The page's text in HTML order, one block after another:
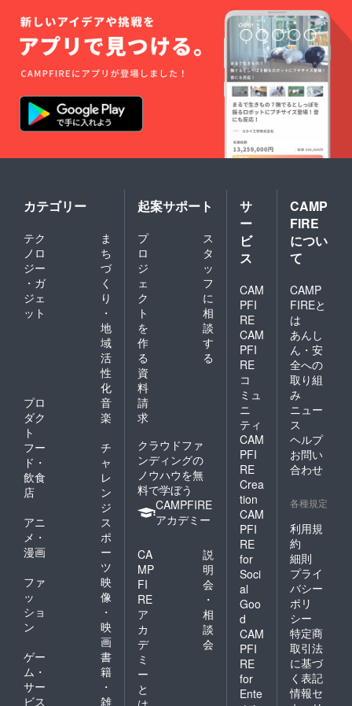
カテゴリー
テク
ノロ
ジー
・ガ
ジェ
ット
ま
ち
づ
く
り
・
地
域
活
性
化
プロ
ダク
ト
音
楽
フー
ド・
飲食
店
チ
ャ
レ
ン
ジ
アニ
メ・
漫画
ス
ポ
ー
ツ
ファ
ッ
ショ
ン
映
像
・
映
画
ゲー
ム・
サー
ビス
書
籍
・
雑
起案サポート
プ
ロ
ジ
ェ
ク
ト
を
作
る
ス
タ
ッ
フ
に
相
談
す
る
資
料
請
求
クラウドファ
ンディングの
ノウハウを無
料で学ぼう
CAMPFIRE
アカデミー
CA
MP
FI
RE
ア
カ
デ
ミ
ー
と
説
明
会
・
相
談
会
サ
ー
ビ
ス
CAM
PFI
RE
CAM
PFI
RE
コ
ミュ
ニ
ティ
CAM
PFI
RE
Crea
tion
CAM
PFI
RE
for
Soci
al
Goo
d
CAM
PFI
RE
for
Ente
CAMP
FIRE
につい
て
CAMP
FIREと
は
あんし
ん・安
全への
取り組
み
ニュー
ス
ヘルプ
お問い
合わせ
各種規定
利用規
約
細則
プライ
バシー
ポリ
シー
特定商
取引法
に基づ
く表記
情報セ